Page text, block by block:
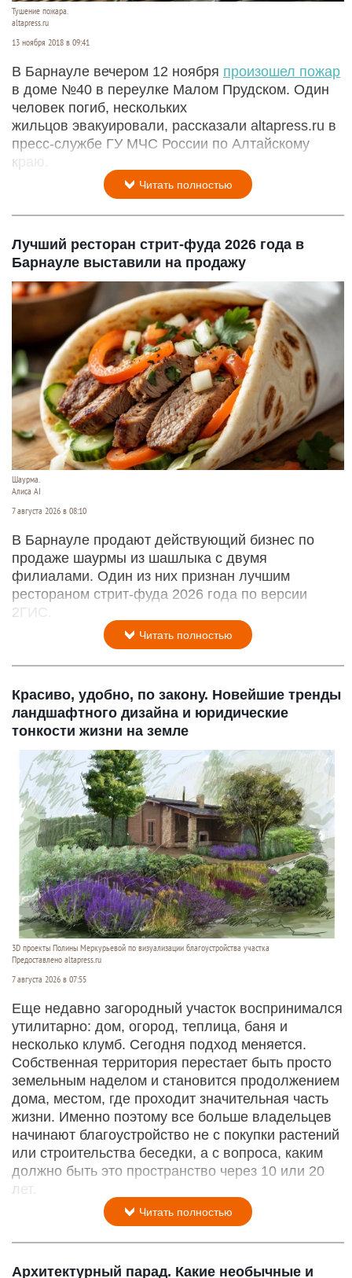
Тушение пожара.
altapress.ru
13 ноября 2018 в 09:41
В Барнауле вечером 12 ноября произошел пожар
в доме №40 в переулке Малом Прудском. Один
человек погиб, нескольких
жильцов эвакуировали, рассказали altapress.ru в
пресс-службе ГУ МЧС России по Алтайскому
краю.
Читать полностью
Лучший ресторан стрит-фуда 2026 года в
Барнауле выставили на продажу
Шаурма.
Алиса AI
7 августа 2026 в 08:10
В Барнауле продают действующий бизнес по
продаже шаурмы из шашлыка с двумя
филиалами. Один из них признан лучшим
рестораном стрит-фуда 2026 года по версии
2ГИС.
Читать полностью
Красиво, удобно, по закону. Новейшие тренды
ландшафтного дизайна и юридические
тонкости жизни на земле
3D проекты Полины Меркурьевой по визуализации благоустройства участка
Предоставлено altapress.ru
7 августа 2026 в 07:55
Еще недавно загородный участок воспринимался
утилитарно: дом, огород, теплица, баня и
несколько клумб. Сегодня подход меняется.
Собственная территория перестает быть просто
земельным наделом и становится продолжением
дома, местом, где проходит значительная часть
жизни. Именно поэтому все больше владельцев
начинают благоустройство не с покупки растений
или строительства беседки, а с вопроса, каким
должно быть это пространство через 10 или 20
лет.
Читать полностью
Архитектурный парад. Какие необычные и